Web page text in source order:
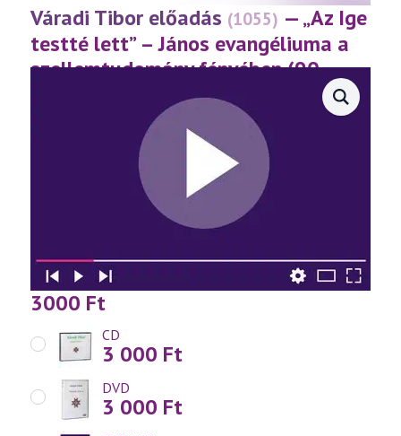
Váradi Tibor előadás (1055) — „Az Ige
testté lett” – János evangéliuma a
szellemtudomány fényében (90.
(2025.12.05.)
3000 Ft
CD
3 000 Ft
DVD
3 000 Ft